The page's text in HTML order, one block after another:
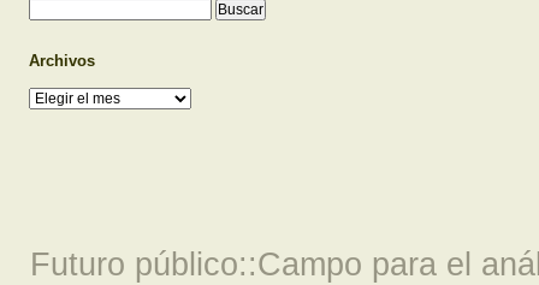
Archivos
Archivos
Futuro público::Campo para el